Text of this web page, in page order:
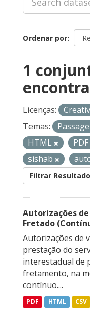
Ordenar por
1
Licenças:
Temas:
HTML
PDF
sishab
Filtrar
Autorizações
Fretado
Autorizações de
prestação do
interestadual de
fretamento, na
contínuo....
PDF HTML CSV